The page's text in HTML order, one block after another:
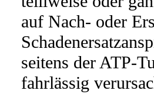
auf Nach- oder
seitens der ATP-
fahrlässig